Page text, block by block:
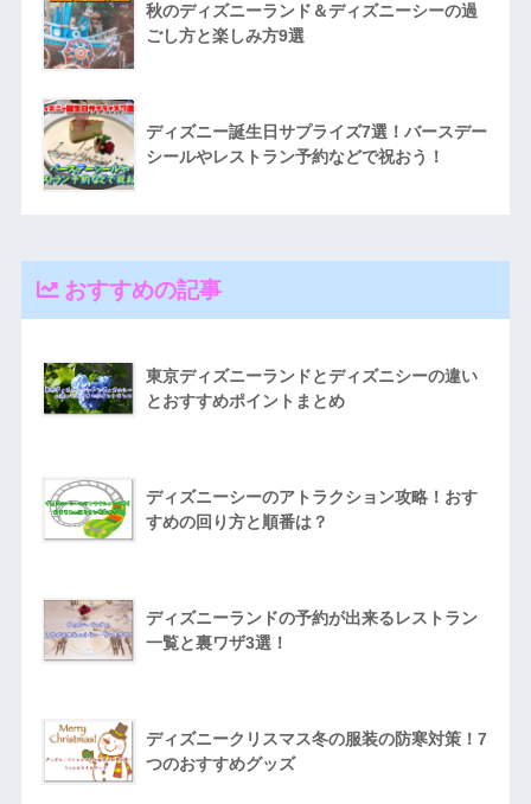
秋のディズニーランド＆ディズニーシーの過
ごし方と楽しみ方9選
ディズニー誕生日サプライズ7選！バースデー
シールやレストラン予約などで祝おう！
おすすめの記事
東京ディズニーランドとディズニシーの違い
とおすすめポイントまとめ
ディズニーシーのアトラクション攻略！おす
すめの回り方と順番は？
ディズニーランドの予約が出来るレストラン
一覧と裏ワザ3選！
ディズニークリスマス冬の服装の防寒対策！7
つのおすすめグッズ